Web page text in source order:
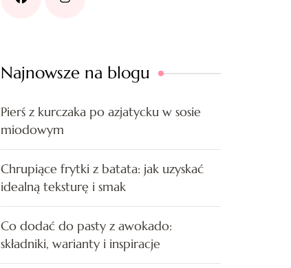
Najnowsze na blogu
Pierś z kurczaka po azjatycku w sosie
miodowym
Chrupiące frytki z batata: jak uzyskać
idealną teksturę i smak
Co dodać do pasty z awokado:
składniki, warianty i inspiracje